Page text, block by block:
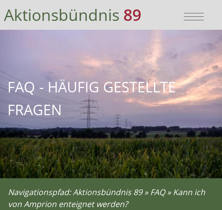
zur Hauptnavigation
zum Hauptinhalt
zum Inhaltsverzeichnis
Aktionsbündnis 89»
Kann ich von Amprion enteignet
Aktionsbündnis 89
FAQ - HÄUFIG GESTELLTE
FRAGEN
Navigationspfad:Aktionsbündnis 89»FAQ»Kann ich
von Amprion enteignet werden?